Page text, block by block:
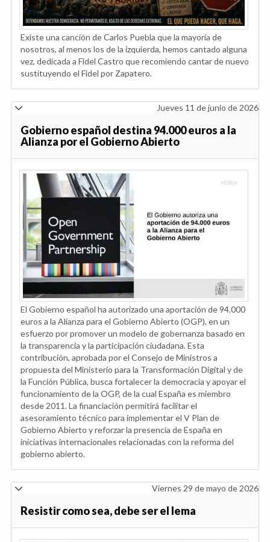
Existe una canción de Carlos Puebla que la mayoría de
nosotros, al menos los de la izquierda, hemos cantado alguna
vez, dedicada a Fidel Castro que recomiendo cantar de nuevo
sustituyendo el Fidel por Zapatero.
Jueves 11 de junio de 2026
Gobierno español destina 94.000 euros a la
Alianza por el Gobierno Abierto
El Gobierno español ha autorizado una aportación de 94.000
euros a la Alianza para el Gobierno Abierto (OGP), en un
esfuerzo por promover un modelo de gobernanza basado en
la transparencia y la participación ciudadana. Esta
contribución, aprobada por el Consejo de Ministros a
propuesta del Ministerio para la Transformación Digital y de
la Función Pública, busca fortalecer la democracia y apoyar el
funcionamiento de la OGP, de la cual España es miembro
desde 2011. La financiación permitirá facilitar el
asesoramiento técnico para implementar el V Plan de
Gobierno Abierto y reforzar la presencia de España en
iniciativas internacionales relacionadas con la reforma del
gobierno abierto.
Viernes 29 de mayo de 2026
Resistir como sea, debe ser el lema